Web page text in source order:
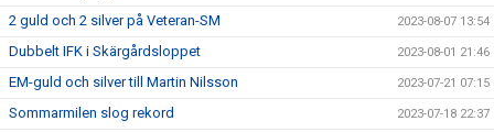
2 guld och 2 silver på Veteran-SM 2023-08-07 13:54
Dubbelt IFK i Skärgårdsloppet 2023-08-01 21:46
EM-guld och silver till Martin Nilsson 2023-07-21 07:15
Sommarmilen slog rekord 2023-07-18 22:37